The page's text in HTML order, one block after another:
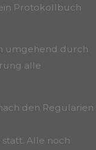
Protokollbuch
umgehend durch
alle
den Regularien
statt. Alle noch